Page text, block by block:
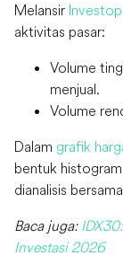
Melansir
aktivitas pasar:
Volume
menjual.
Volume
Dalam grafik
bentuk
dianalisis
Baca juga:
Investasi 2026